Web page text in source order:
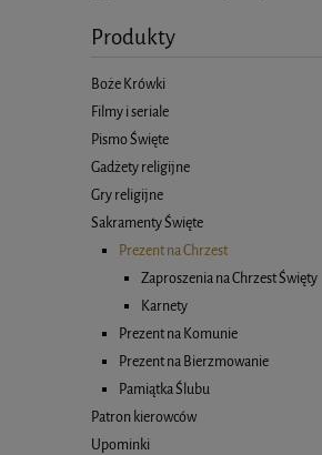
Produkty
Boże Krówki
Filmy i seriale
Pismo Święte
Gadżety religijne
Gry religijne
Sakramenty Święte
Prezent na Chrzest
Zaproszenia na Chrzest Święty
Karnety
Prezent na Komunie
Prezent na Bierzmowanie
Pamiątka Ślubu
Patron kierowców
Upominki